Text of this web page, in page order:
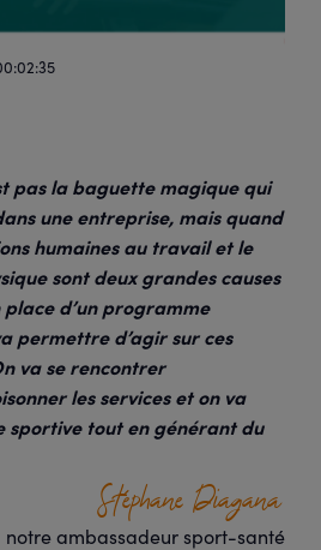
pas la baguette magique qui
une entreprise, mais quand
humaines au travail et le
sont deux grandes causes
place d’un programme
permettre d’agir sur ces
va se rencontrer
les services et on va
tout en générant du
Stéphane Diagana
notre ambassadeur sport-santé